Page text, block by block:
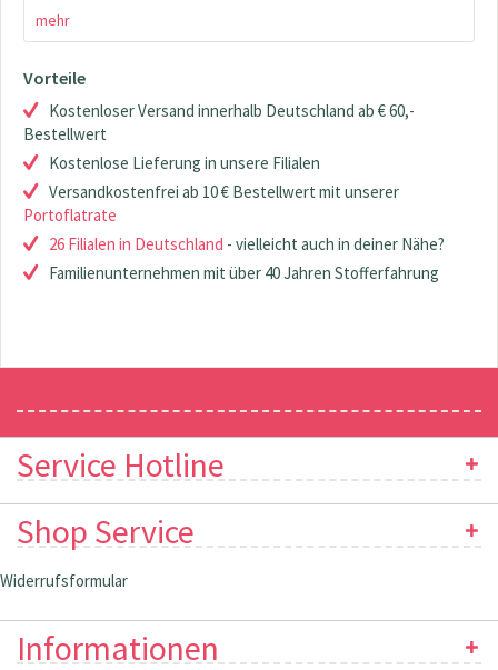
mehr
Vorteile
Kostenloser Versand innerhalb Deutschland ab € 60,-
Bestellwert
Kostenlose Lieferung in unsere Filialen
Versandkostenfrei ab 10 € Bestellwert mit unserer
Portoflatrate
26 Filialen in Deutschland - vielleicht auch in deiner Nähe?
Familienunternehmen mit über 40 Jahren Stofferfahrung
Service Hotline
Shop Service
Widerrufsformular
Informationen